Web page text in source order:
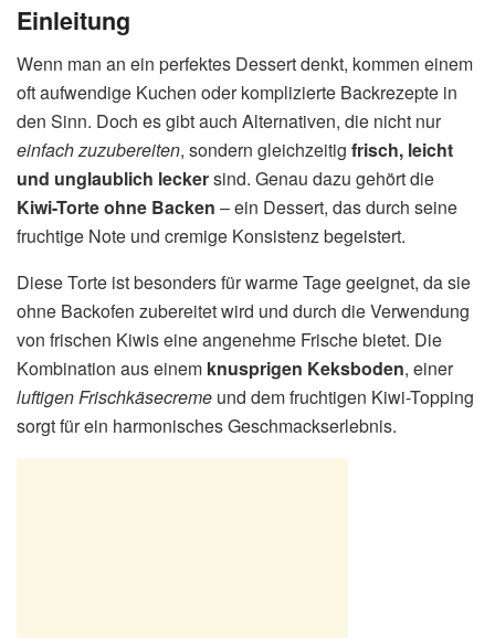
Einleitung
Wenn man an ein perfektes Dessert denkt, kommen einem
oft aufwendige Kuchen oder komplizierte Backrezepte in
den Sinn. Doch es gibt auch Alternativen, die nicht nur
einfach zuzubereiten, sondern gleichzeitig frisch, leicht
und unglaublich leckersind. Genau dazu gehört die
Kiwi-Torte ohne Backen – ein Dessert, das durch seine
fruchtige Note und cremige Konsistenz begeistert.
Diese Torte ist besonders für warme Tage geeignet, da sie
ohne Backofen zubereitet wird und durch die Verwendung
von frischen Kiwis eine angenehme Frische bietet. Die
Kombination aus einem knusprigen Keksboden, einer
luftigen Frischkäsecreme und dem fruchtigen Kiwi-Topping
sorgt für ein harmonisches Geschmackserlebnis.